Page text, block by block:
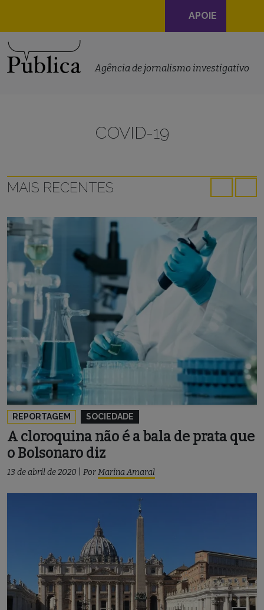
Navegação
principal
APOIE
Agência de jornalismo investigativo
COVID-19
MAIS RECENTES
REPORTAGEM SOCIEDADE
A cloroquina não é a bala de prata que
o Bolsonaro diz
13 de abril de 2020 PorMarina Amaral